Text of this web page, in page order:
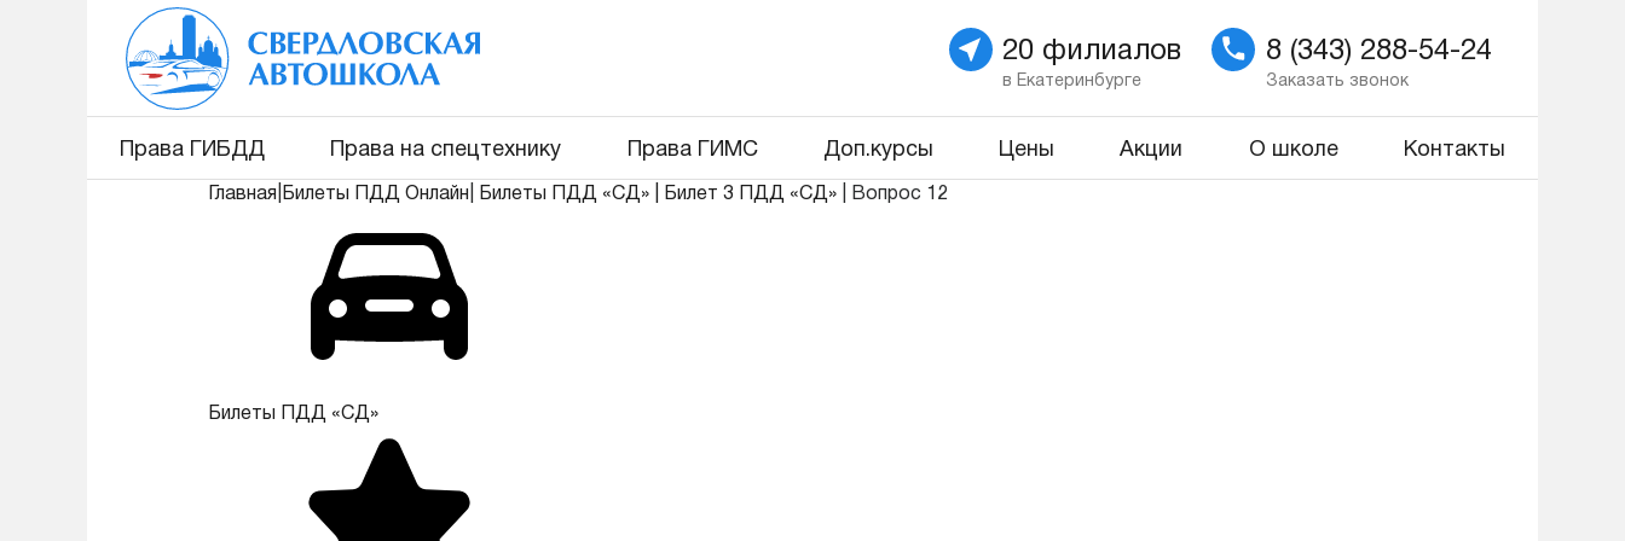
20 филиалов
в Екатеринбурге
8 (343) 288-54-24
Заказать звонок
Права ГИБДД Права на спецтехнику Права ГИМС Доп.курсы Цены Акции О школе Контакты
Главная Билеты ПДД Онлайн Билеты ПДД «СД» Билет 3 ПДД «СД» Вопрос 12
Билеты ПДД «СД»